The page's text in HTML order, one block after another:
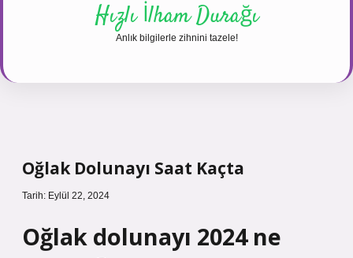
Hızlı İlham Durağı
Anlık bilgilerle zihnini tazele!
Oğlak Dolunayı Saat Kaçta
Tarih: Eylül 22, 2024
Oğlak dolunayı 2024 ne